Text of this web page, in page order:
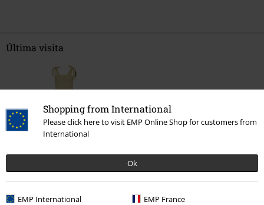
Shopping from International
Please click here to visit EMP Online Shop for customers from
International
Ok
EMP International EMP France
Última visita
Desde25,99 €